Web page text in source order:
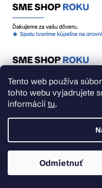
Tento web používa
tohto webu vyjadrujete
informácií tu.
Odmietnuť